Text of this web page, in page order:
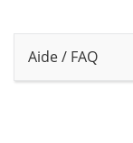
Aide / FAQ